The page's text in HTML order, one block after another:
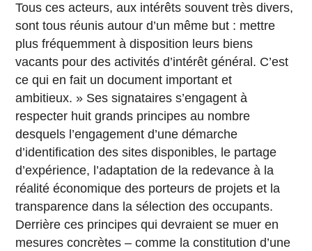
Tous ces acteurs, aux intérêts souvent très divers,
sont tous réunis autour d’un même but : mettre
plus fréquemment à disposition leurs biens
vacants pour des activités d’intérêt général. C’est
ce qui en fait un document important et
ambitieux. » Ses signataires s’engagent à
respecter huit grands principes au nombre
desquels l’engagement d’une démarche
d’identification des sites disponibles, le partage
d’expérience, l’adaptation de la redevance à la
réalité économique des porteurs de projets et la
transparence dans la sélection des occupants.
Derrière ces principes qui devraient se muer en
mesures concrètes – comme la constitution d’une